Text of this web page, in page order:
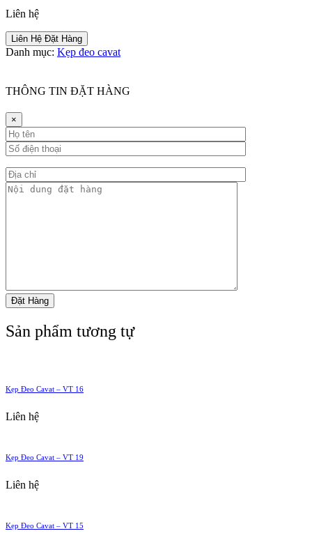
Liên hệ
Liên Hệ Đặt Hàng
Danh mục: Kẹp đeo cavat
THÔNG TIN ĐẶT HÀNG
×
Sản phẩm tương tự
Kẹp Đeo Cavat – VT 16
Liên hệ
Kẹp Đeo Cavat – VT 19
Liên hệ
Kẹp Đeo Cavat – VT 15